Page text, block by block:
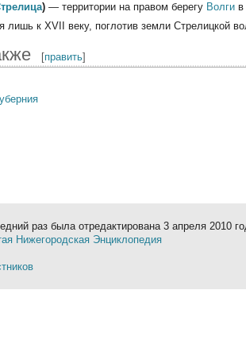
) — территории на правом берегу Волги
к XVII веку, поглотив земли Стрелицкой
[править]
раз была отредактирована 3 апреля 2010
Нижегородская Энциклопедия